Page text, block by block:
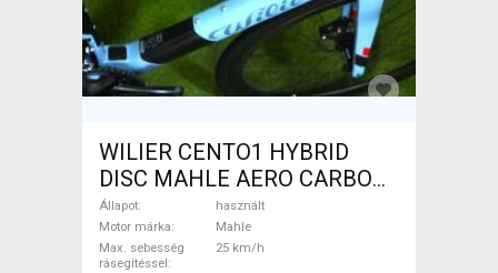
WILIER CENTO1 HYBRID
DISC MAHLE AERO CARBON
kerekek XL Elektromos
Országúti / Gravel Mahle
használt ELADÓ
Állapot
használt
Motor márka
Mahle
Max. sebesség
rásegítéssel
25 km/h